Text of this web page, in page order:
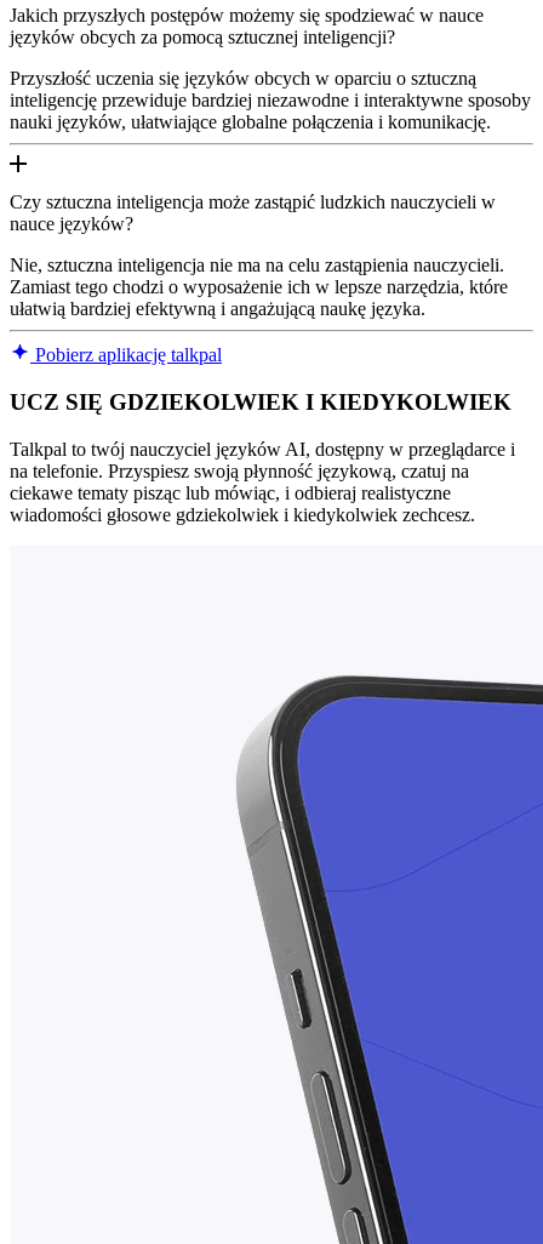
Jakich przyszłych postępów możemy się spodziewać w nauce
języków obcych za pomocą sztucznej inteligencji?
Przyszłość uczenia się języków obcych w oparciu o sztuczną
inteligencję przewiduje bardziej niezawodne i interaktywne sposoby
nauki języków, ułatwiające globalne połączenia i komunikację.
Czy sztuczna inteligencja może zastąpić ludzkich nauczycieli w
nauce języków?
Nie, sztuczna inteligencja nie ma na celu zastąpienia nauczycieli.
Zamiast tego chodzi o wyposażenie ich w lepsze narzędzia, które
ułatwią bardziej efektywną i angażującą naukę języka.
Pobierz aplikację talkpal
UCZ SIĘ GDZIEKOLWIEK I KIEDYKOLWIEK
Talkpal to twój nauczyciel języków AI, dostępny w przeglądarce i
na telefonie. Przyspiesz swoją płynność językową, czatuj na
ciekawe tematy pisząc lub mówiąc, i odbieraj realistyczne
wiadomości głosowe gdziekolwiek i kiedykolwiek zechcesz.